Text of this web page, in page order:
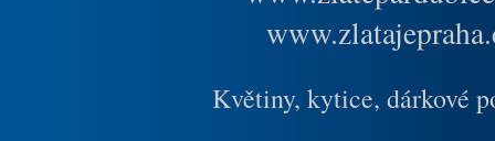
Květiny, kytice, dárkové